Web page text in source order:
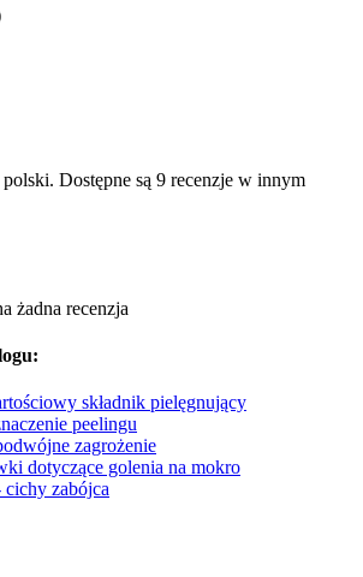
Dostępne są 9 recenzje w innym
żadna recenzja
składnik pielęgnujący
peelingu
zagrożenie
dotyczące golenia na mokro
zabójca